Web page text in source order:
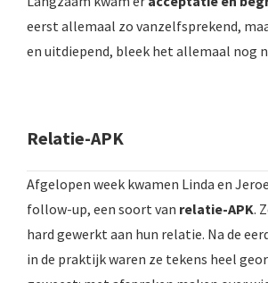
eerst allemaal zo vanzelfsprekend,
en uitdiepend, bleek het allemaal nog
Relatie-APK
Afgelopen week kwamen Linda en
follow-up, een soort van relatie-APK.
hard gewerkt aan hun relatie. Na de
in de praktijk waren ze tekens heel